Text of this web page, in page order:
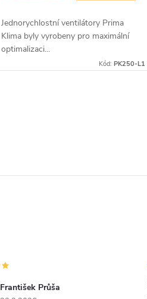
Jednorychlostní ventilátory Prima
Klima byly vyrobeny pro maximální
optimalizaci...
Kód: PK250-L1
František Průša